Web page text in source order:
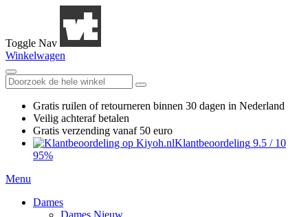
Toggle Nav
Winkelwagen
Gratis ruilen of retourneren binnen 30 dagen in Nederland
Veilig achteraf betalen
Gratis verzending vanaf 50 euro
Klantbeoordeling 9.5 / 10
95%
Menu
Dames
Dames Nieuw